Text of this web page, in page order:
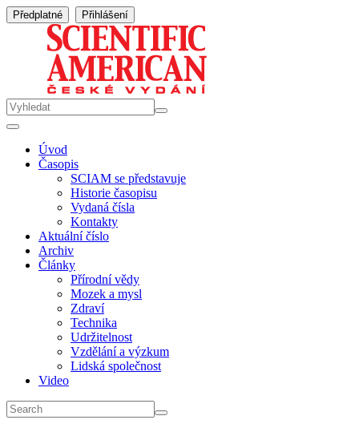
Předplatné Přihlášení
Úvod
Časopis
SCIAM se představuje
Historie časopisu
Vydaná čísla
Kontakty
Aktuální číslo
Archiv
Články
Přírodní vědy
Mozek a mysl
Zdraví
Technika
Udržitelnost
Vzdělání a výzkum
Lidská společnost
Video